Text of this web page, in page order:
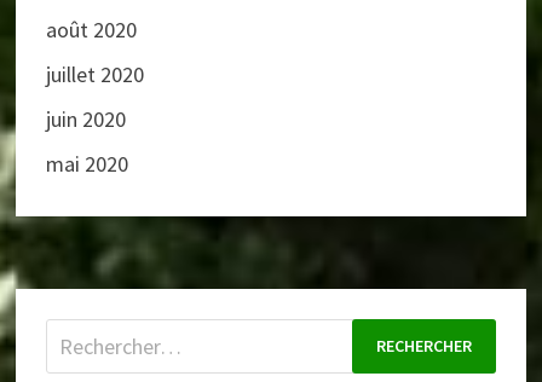
août 2020
juillet 2020
juin 2020
mai 2020
Rechercher :